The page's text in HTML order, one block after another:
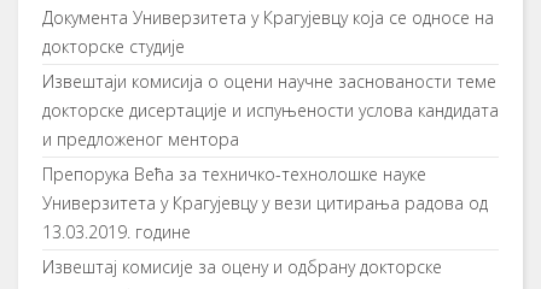
Документа Универзитета у Крагујевцу која се односе на
докторске студије
Извештаји комисија о оцени научне заснованости теме
докторске дисертације и испуњености услова кандидата
и предложеног ментора
Препорука Већа за техничко-технолошке науке
Универзитета у Крагујевцу у вези цитирања радова од
13.03.2019. године
Извештај комисије за оцену и одбрану докторске